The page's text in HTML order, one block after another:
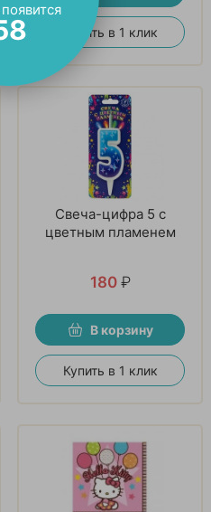
Купить в 1 клик
Свеча-цифра 5 с
цветным пламенем
180 ₽
В корзину
Купить в 1 клик